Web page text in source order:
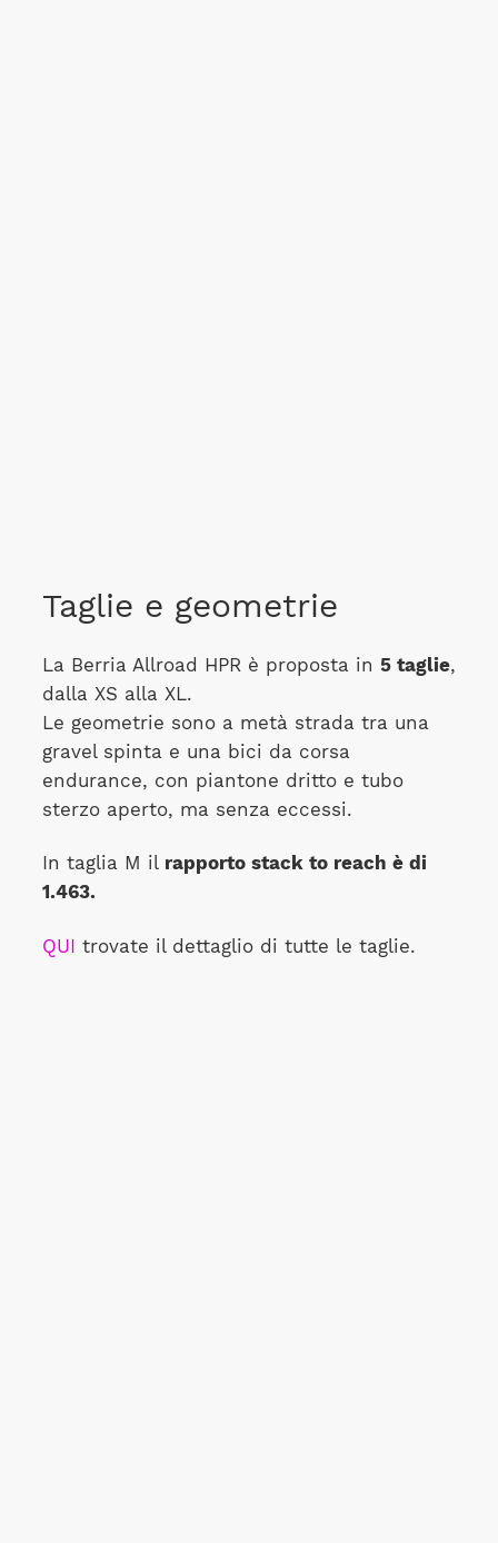
Taglie e geometrie
La Berria Allroad HPR è proposta in 5 taglie,
dalla XS alla XL.
Le geometrie sono a metà strada tra una
gravel spinta e una bici da corsa
endurance, con piantone dritto e tubo
sterzo aperto, ma senza eccessi.
In taglia M il rapporto stack to reach è di
1.463.
QUI trovate il dettaglio di tutte le taglie.